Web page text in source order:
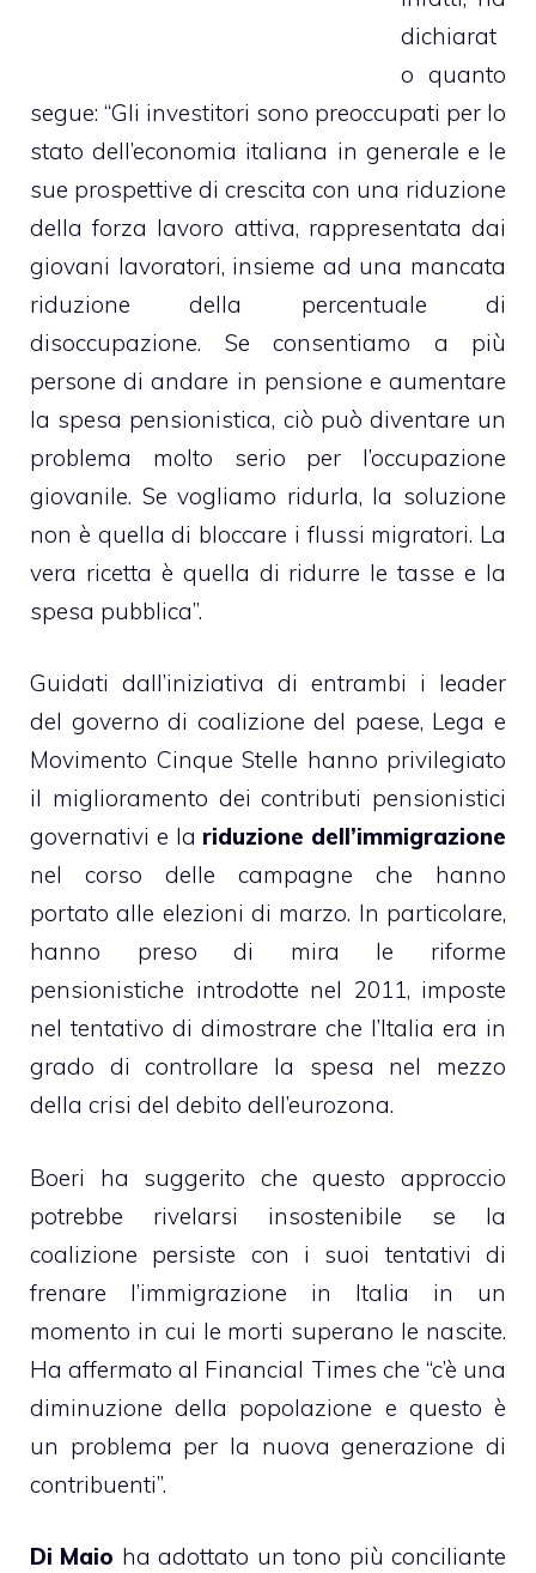
dichiarat
o quanto
segue: “Gli investitori sono preoccupati per lo
stato dell’economia italiana in generale e le
sue prospettive di crescita con una riduzione
della forza lavoro attiva, rappresentata dai
giovani lavoratori, insieme ad una mancata
riduzione della percentuale di
disoccupazione. Se consentiamo a più
persone di andare in pensione e aumentare
la spesa pensionistica, ciò può diventare un
problema molto serio per l’occupazione
giovanile. Se vogliamo ridurla, la soluzione
non è quella di bloccare i flussi migratori. La
vera ricetta è quella di ridurre le tasse e la
spesa pubblica”.
Guidati dall’iniziativa di entrambi i leader
del governo di coalizione del paese, Lega e
Movimento Cinque Stelle hanno privilegiato
il miglioramento dei contributi pensionistici
governativi e la riduzione dell’immigrazione
nel corso delle campagne che hanno
portato alle elezioni di marzo. In particolare,
hanno preso di mira le riforme
pensionistiche introdotte nel 2011, imposte
nel tentativo di dimostrare che l’Italia era in
grado di controllare la spesa nel mezzo
della crisi del debito dell’eurozona.
Boeri ha suggerito che questo approccio
potrebbe rivelarsi insostenibile se la
coalizione persiste con i suoi tentativi di
frenare l’immigrazione in Italia in un
momento in cui le morti superano le nascite.
Ha affermato al Financial Times che “c’è una
diminuzione della popolazione e questo è
un problema per la nuova generazione di
contribuenti”.
Di Maio ha adottato un tono più conciliante